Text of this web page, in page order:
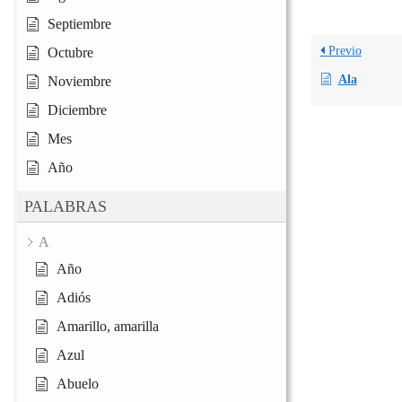
Septiembre
Octubre
Noviembre
Diciembre
Mes
Año
PALABRAS
A
Año
Adiós
Amarillo, amarilla
Azul
Abuelo
Previo
Ala